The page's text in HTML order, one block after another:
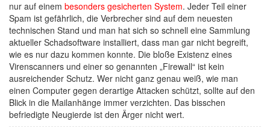
nur auf einem besonders gesicherten System. Jeder Teil einer
Spam ist gefährlich, die Verbrecher sind auf dem neuesten
technischen Stand und man hat sich so schnell eine Sammlung
aktueller Schadsoftware installiert, dass man gar nicht begreift,
wie es nur dazu kommen konnte. Die bloße Existenz eines
Virenscanners und einer so genannten „Firewall“ ist kein
ausreichender Schutz. Wer nicht ganz genau weiß, wie man
einen Computer gegen derartige Attacken schützt, sollte auf den
Blick in die Mailanhänge immer verzichten. Das bisschen
befriedigte Neugierde ist den Ärger nicht wert.